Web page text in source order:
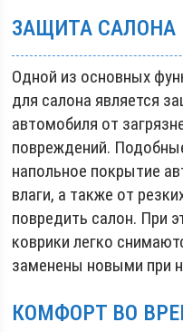
ЗАЩИТА САЛОНА
Одной из основных
для салона является
автомобиля от
повреждений.
напольное покрытие
влаги, а также от
повредить салон. При
коврики легко
заменены новыми при
КОМФОРТ ВО